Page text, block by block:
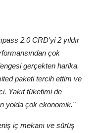
2.0 CRD'yi 2 yıldır
çok
gerçekten harika.
paketi tercih ettim ve
Yakıt tüketimi de
yolda çok ekonomik."
iç mekanı ve sürüş